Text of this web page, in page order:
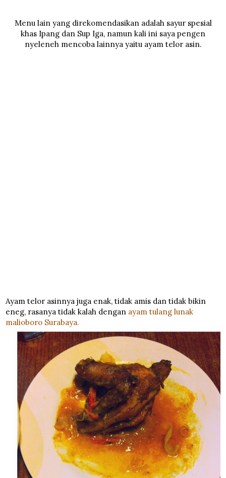
Menu lain yang direkomendasikan adalah sayur spesial
khas Ipang dan Sup Iga, namun kali ini saya pengen
nyeleneh mencoba lainnya yaitu ayam telor asin.
Ayam telor asinnya juga enak, tidak amis dan tidak bikin
eneg, rasanya tidak kalah dengan ayam tulang lunak
malioboro Surabaya.